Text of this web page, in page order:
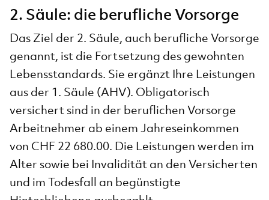
2. Säule: die berufliche Vorsorge
Das Ziel der 2. Säule, auch berufliche Vorsorge
genannt, ist die Fortsetzung des gewohnten
Lebensstandards. Sie ergänzt Ihre Leistungen
aus der 1. Säule (AHV). Obligatorisch
versichert sind in der beruflichen Vorsorge
Arbeitnehmer ab einem Jahreseinkommen
von CHF 22 680.00. Die Leistungen werden im
Alter sowie bei Invalidität an den Versicherten
und im Todesfall an begünstigte